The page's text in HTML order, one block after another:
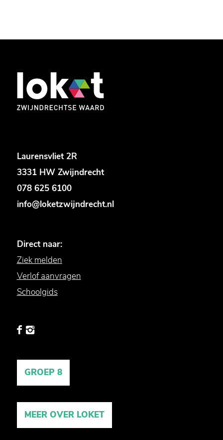
Laurensvliet 2R
3331 HW Zwijndrecht
078 625 6100
info@loketzwijndrecht.nl
Direct naar:
Ziek melden
Verlof aanvragen
Schoolgids
GROEP 8
MEER OVER LOKET